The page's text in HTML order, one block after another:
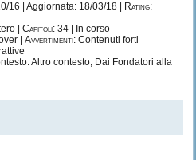
16 | Aggiornata: 18/03/18 |
Rating:
| Capitoli: 34 | In corso
| Avvertimenti: Contenuti forti
Altro contesto, Dai Fondatori alla